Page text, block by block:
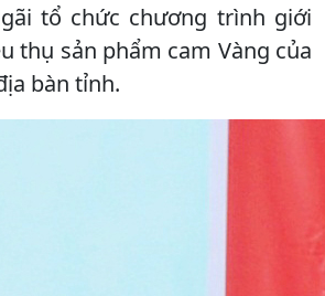
tổ chức chương trình giới
thụ sản phẩm cam Vàng của
bàn tỉnh.